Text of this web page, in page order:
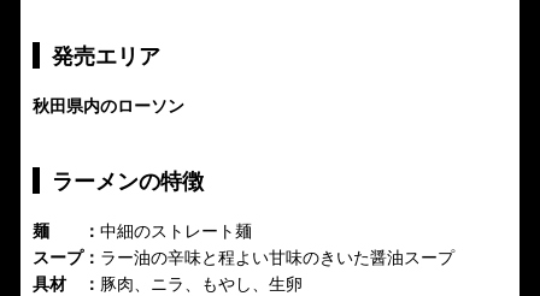
発売エリア
秋田県内のローソン
ラーメンの特徴
麺 ： 中細のストレート麺
スープ： ラー油の辛味と程よい甘味のきいた醤油スープ
具材 ： 豚肉、ニラ、もやし、生卵